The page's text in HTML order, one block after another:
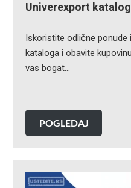
Univerexport
Iskoristite odlične ponude
kataloga i obavite
vas bogat…
POGLEDAJ